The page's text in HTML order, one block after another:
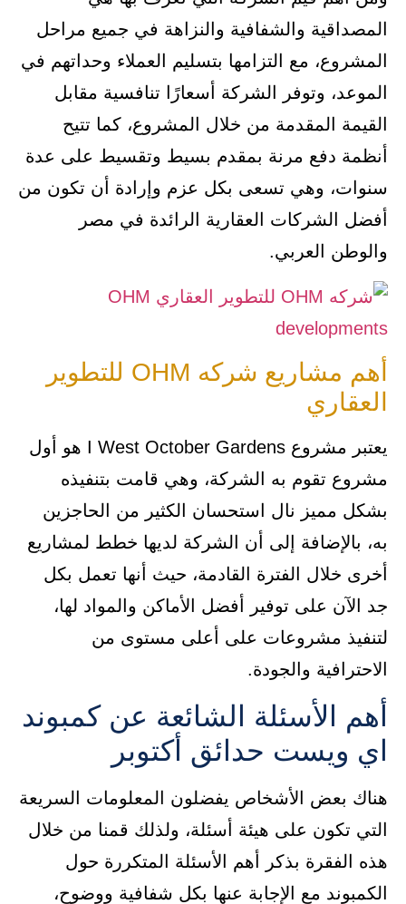
المصداقية والشفافية والنزاهة في جميع مراحل
المشروع، مع التزامها بتسليم العملاء وحداتهم في
الموعد، وتوفر الشركة أسعارًا تنافسية مقابل
القيمة المقدمة من خلال المشروع، كما تتيح
أنظمة دفع مرنة بمقدم بسيط وتقسيط على عدة
سنوات، وهي تسعى بكل عزم وإرادة أن تكون من
أفضل الشركات العقارية الرائدة في مصر
والوطن العربي.
أهم مشاريع شركه OHM للتطوير
العقاري
يعتبر مشروع I West October Gardens هو أول
مشروع تقوم به الشركة، وهي قامت بتنفيذه
بشكل مميز نال استحسان الكثير من الحاجزين
به، بالإضافة إلى أن الشركة لديها خطط لمشاريع
أخرى خلال الفترة القادمة، حيث أنها تعمل بكل
جد الآن على توفير أفضل الأماكن والمواد لها،
لتنفيذ مشروعات على أعلى مستوى من
الاحترافية والجودة.
أهم الأسئلة الشائعة عن كمبوند
اي ويست حدائق أكتوبر
هناك بعض الأشخاص يفضلون المعلومات السريعة
التي تكون على هيئة أسئلة، ولذلك قمنا من خلال
هذه الفقرة بذكر أهم الأسئلة المتكررة حول
الكمبوند مع الإجابة عنها بكل شفافية ووضوح،